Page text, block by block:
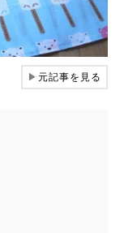
▶元記事を見る